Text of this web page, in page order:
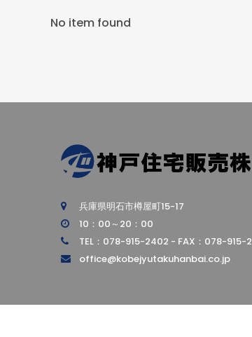
No item found
兵庫県明石市樽屋町15-17
10：00～20：00
TEL：078-915-2402 - FAX：078-915-
office@kobejyutakuhanbai.co.jp